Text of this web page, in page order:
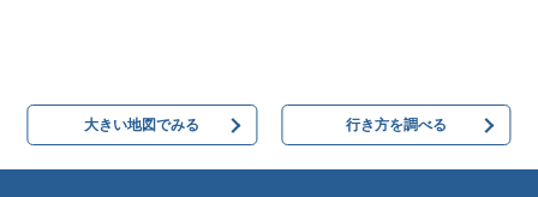
大きい地図でみる 行き方を調べる